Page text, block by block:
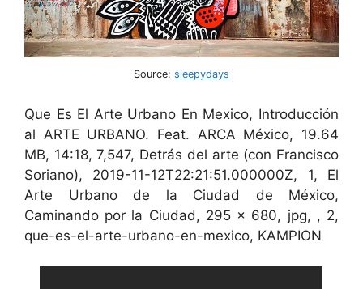
Source: sleepydays
Que Es El Arte Urbano En Mexico, Introducción
al ARTE URBANO. Feat. ARCA México, 19.64
MB, 14:18, 7,547, Detrás del arte (con Francisco
Soriano), 2019-11-12T22:21:51.000000Z, 1, El
Arte Urbano de la Ciudad de México,
Caminando por la Ciudad, 295 x 680, jpg, , 2,
que-es-el-arte-urbano-en-mexico, KAMPION